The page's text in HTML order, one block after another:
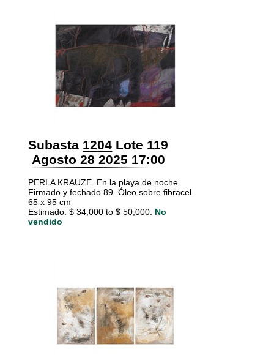
Subasta 1204 Lote 119
Agosto 28 2025 17:00
PERLA KRAUZE. En la playa de noche.
Firmado y fechado 89. Óleo sobre fibracel.
65 x 95 cm
Estimado: $ 34,000 to $ 50,000. No
vendido